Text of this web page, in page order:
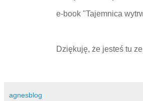
e-book "Tajemnica
Dziękuję, że jesteś tu
agnesblog